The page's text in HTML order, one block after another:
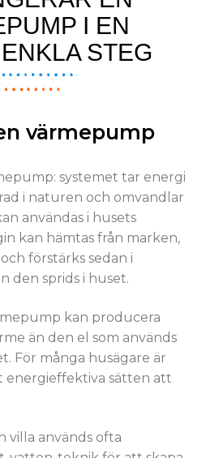
I EN
STEG
värmepump
systemet tar energi
i naturen och omvandlar
användas i husets
kan hämtas från marken,
förstärks sedan i
den sprids i huset.
kan producera
än den el som används
För många husägare är
energieffektiva sätten att
villa används ofta